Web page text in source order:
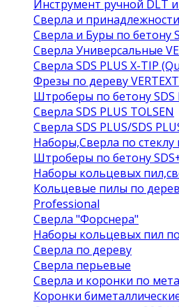
Инструмент ручной DLT
Сверла и принадлежности
Сверла и Буры по бетону
Сверла Универсальные
Сверла SDS PLUS X-TIP
Фрезы по дереву
Штроберы по бетону SDS
Сверла SDS PLUS TOLSEN
Сверла SDS PLUS/SDS
Наборы,Сверла по стеклу
Штроберы по бетону
Наборы кольцевых
Кольцевые пилы по
Professional
Сверла "Форснера"
Наборы кольцевых пил
Сверла по дереву
Сверла перьевые
Сверла и коронки по
Коронки